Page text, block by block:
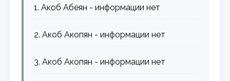
1. Акоб Абеян - информации нет
2. Акоб Акопян - информации нет
3. Акоб Акопян - информации нет